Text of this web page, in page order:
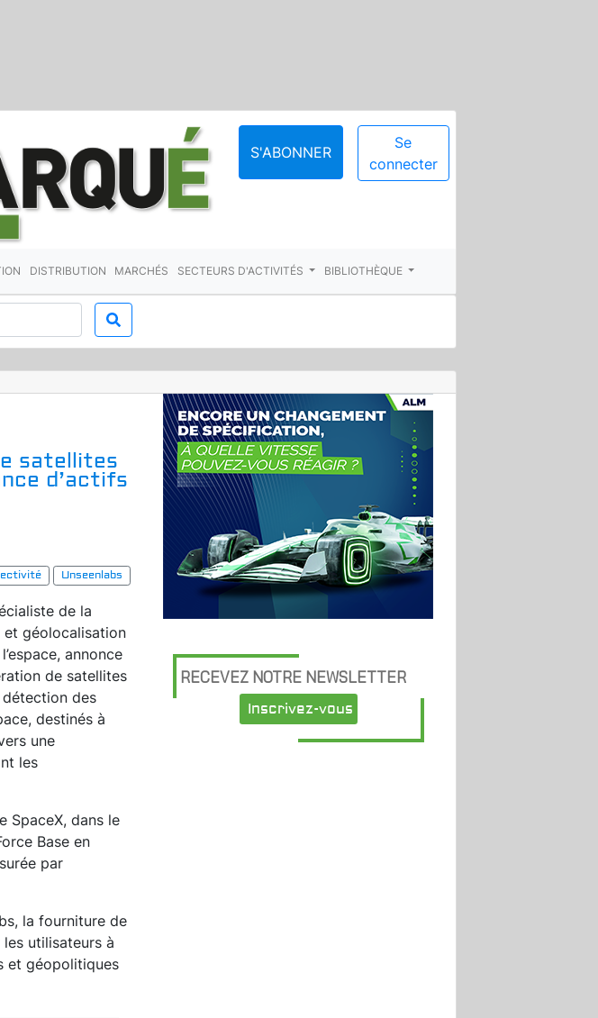
S'ABONNER
Se
connecter
DISTRIBUTION MARCHÉS SECTEURS D'ACTIVITÉS BIBLIOTHÈQUE
satellites
d’actifs
Unseenlabs
de la
géolocalisation
annonce
de satellites
des
destinés à
une
les
SpaceX, dans le
Base en
par
la fourniture de
utilisateurs à
et géopolitiques
RECEVEZ NOTRE NEWSLETTER
Inscrivez-vous